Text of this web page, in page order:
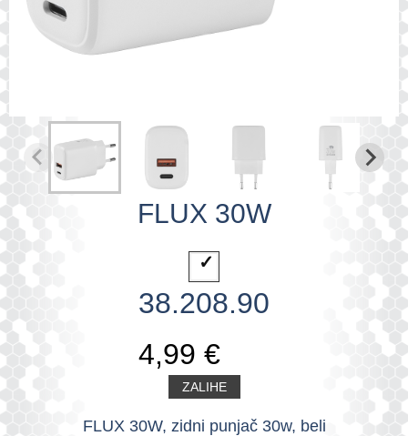
FLUX 30W
38.208.90
4,99 €
ZALIHE
FLUX 30W, zidni punjač 30w, beli